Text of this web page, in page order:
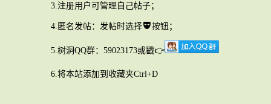
3.注册用户可管理自己帖子；
4.匿名发帖：发帖时选择 按钮；
5.树洞QQ群：59023173或戳👉
6.将本站添加到收藏夹Ctrl+D